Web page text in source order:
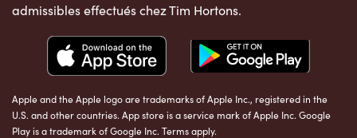
admissibles effectués chez Tim Hortons.
Apple and the Apple logo are trademarks of Apple Inc., registered in the
U.S. and other countries. App store is a service mark of Apple Inc. Google
Play is a trademark of Google Inc. Terms apply.